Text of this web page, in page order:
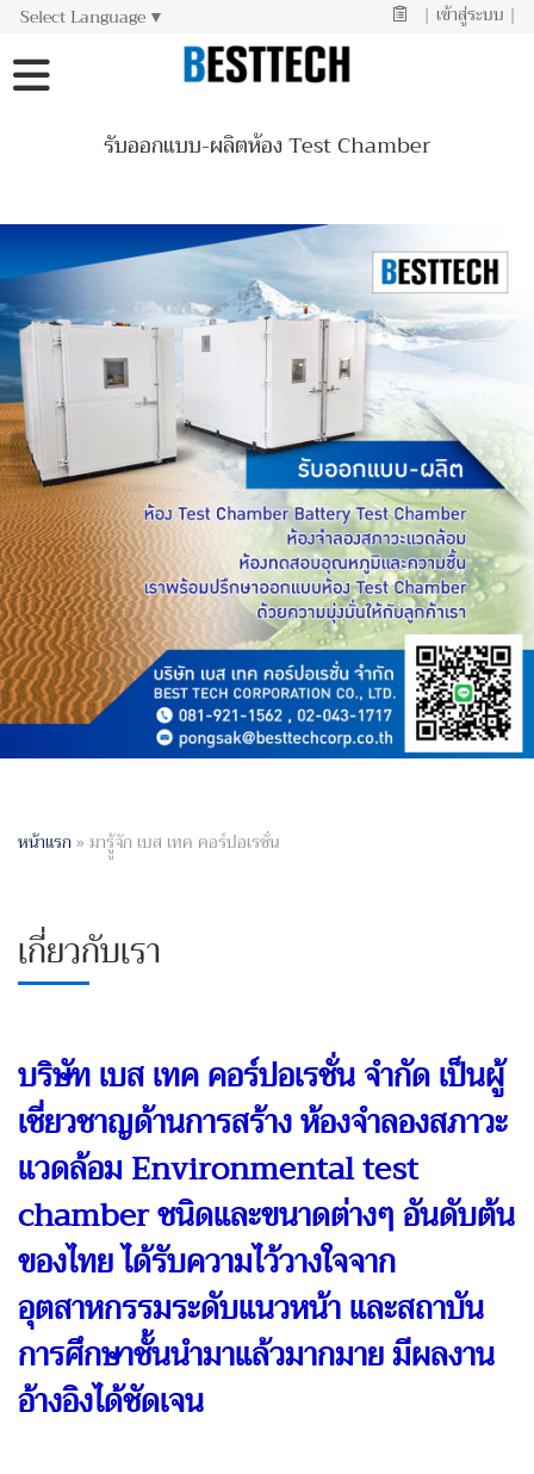
Select Language ▼ | เข้าสู่ระบบ |
รับออกแบบ-ผลิตห้อง Test Chamber
หน้าแรก»มารูู้จัก เบส เทค คอร์ปอเรชั่น
เกี่ยวกับเรา
บริษัท เบส เทค คอร์ปอเรชั่น จำกัด เป็นผู้
เชี่ยวชาญด้านการสร้าง ห้องจำลองสภาวะ
แวดล้อม Environmental test
chamber ชนิดและขนาดต่างๆ อันดับต้น
ของไทย ได้รับความไว้วางใจจาก
อุตสาหกรรมระดับแนวหน้า และสถาบัน
การศึกษาชั้นนำมาแล้วมากมาย มีผลงาน
อ้างอิงได้ชัดเจน